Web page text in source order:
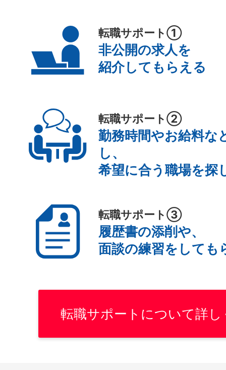
転職サポート①
非公開の求人を
紹介してもらえる
転職サポート②
勤務時間やお給料な
し、
希望に合う職場を探
転職サポート③
履歴書の添削や、
面談の練習をしても
転職サポートについて詳し